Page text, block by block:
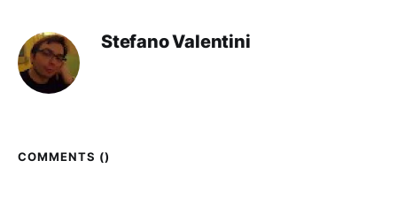
Stefano Valentini
COMMENTS ()